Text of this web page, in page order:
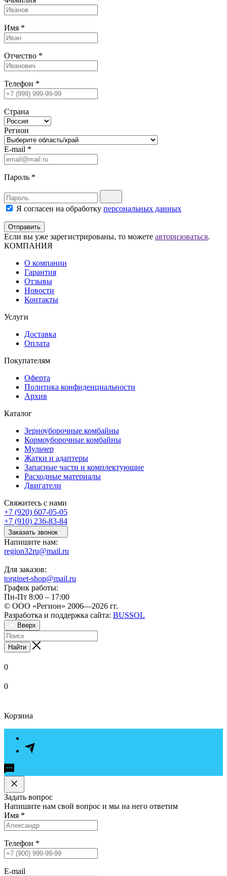
Имя *
Отчество *
Телефон *
Страна
Регион
E-mail *
Пароль *
Я согласен на обработку персональных данных
Отправить
Если вы уже зарегистрированы, то можете авторизоваться.
КОМПАНИЯ
О компании
Гарантия
Отзывы
Новости
Контакты
Услуги
Доставка
Оплата
Покупателям
Оферта
Политика конфиденциальности
Архив
Каталог
Зерноуборочные комбайны
Кормоуборочные комбайны
Мульчер
Жатки и адаптеры
Запасные части и комплектующие
Расходные материалы
Двигатели
Свяжитесь с нами
+7 (920) 607-05-05
+7 (910) 236-83-84
Заказать звонок
Напишите нам:
region32ru@mail.ru
Для заказов:
torginet-shop@mail.ru
График работы:
Пн-Пт 8:00 – 17:00
© ООО «Регион» 2006—2026 гг.
Разработка и поддержка сайта: BUSSOL
Вверх
Найти
0
0
Корзина
Задать вопрос
Напишите нам свой вопрос и мы на него ответим
Имя *
Телефон *
E-mail